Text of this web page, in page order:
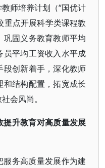
师培养计划（“国优计
重点开展科学类课程教
固义务教育教师平均
平均工资收入水平成
创新着手，深化教师
结构配置，拓宽成长
会风尚。
升教育对高质量发展
务高质量发展作为建